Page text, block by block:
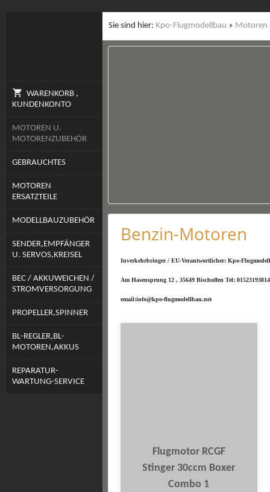
WARENKORB ,
KUNDENKONTO
MOTOREN U.
MOTORENZUBEHÖR
GEBRAUCHTES
MOTOREN
ERSATZTEILE
MODELLBAUZUBEHÖR
SENDER,EMPFÄNGER
U. SERVOS,KREISEL
BEC / AKKUWEICHEN /
STROMVERSORGUNG
PROPELLER,SPINNER
BL-REGLER,BL-
MOTOREN,AKKUS
REPARATUR-
WARTUNG-SERVICE
Sie sind hier: Kpo-Flugmodellbau » Motoren
Benzin-Motoren
Inverkehrbringer / EU-Verantwortlicher: Kpo-
Am Hasensprung 12 , 35649 Bischoffen Tel:
email:info@kpo-flugmodellbau.net
Flugmotor RCGF
Stinger 30ccm Boxer
Combo 1